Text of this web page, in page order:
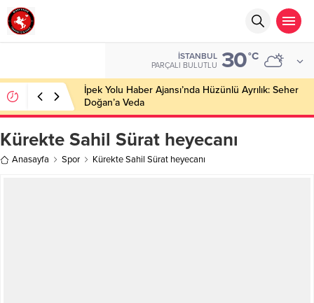
İSTANBUL
PARÇALI BULUTLU 30°C
İpek Yolu Haber Ajansı’nda Hüzünlü Ayrılık: Seher
Doğan’a Veda
Kürekte Sahil Sürat heyecanı
Anasayfa Spor Kürekte Sahil Sürat heyecanı